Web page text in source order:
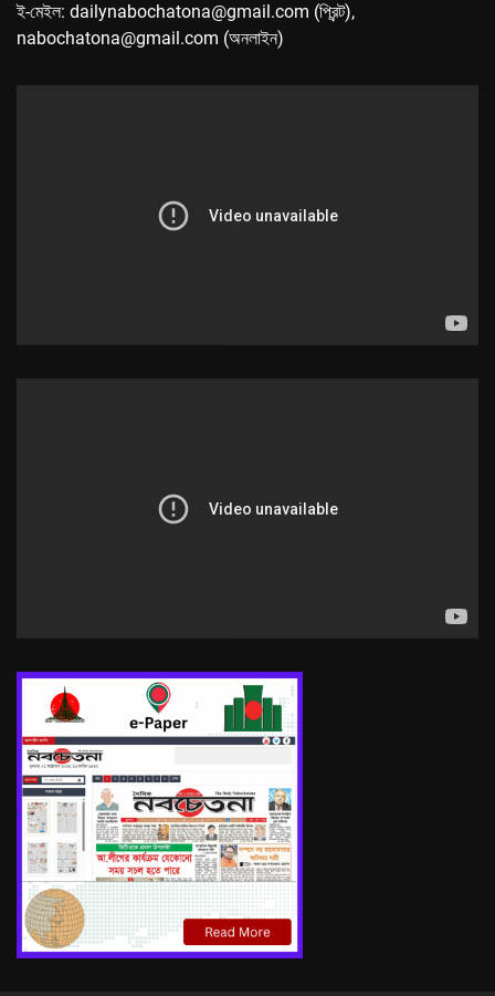
ই-মেইল: dailynabochatona@gmail.com (প্রিন্ট),
nabochatona@gmail.com (অনলাইন)